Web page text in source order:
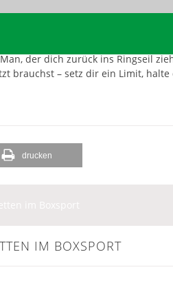
der dich zurück ins Ringseil
brauchst – setz dir ein Limit,
drucken
IM BOXSPORT